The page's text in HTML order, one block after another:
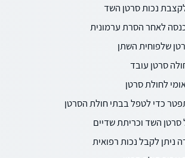
נכות סרטן השד
לאחר הסרת ערמונית
שלפוחית השתן
סרטן עובד
לחולת סרטן
כדי לטפל בבתי חולת הסרטן
סרטן השד וכריתת שדיים
ניתן לקבל נכות רפואית